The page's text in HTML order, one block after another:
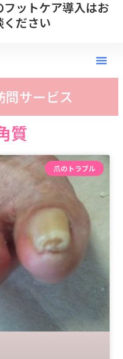
ットケア導入はお
ください
問サービス
質
爪のトラブル